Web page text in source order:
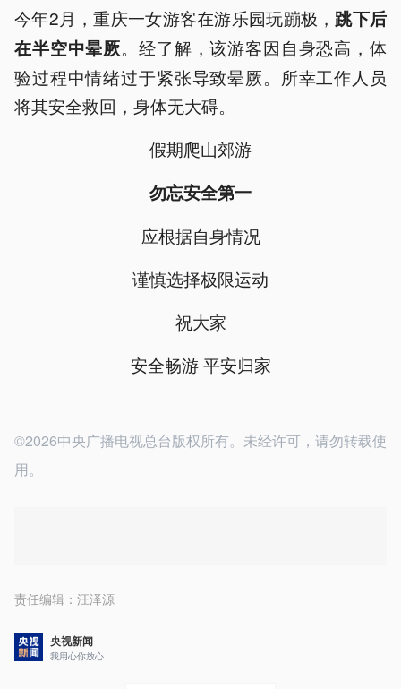
今年2月，重庆一女游客在游乐园玩蹦极， 跳下后
在半空中晕厥。经了解，该游客因自身恐高，体
验过程中情绪过于紧张导致晕厥。所幸工作人员
将其安全救回，身体无大碍。
假期爬山郊游
勿忘安全第一
应根据自身情况
谨慎选择极限运动
祝大家
安全畅游 平安归家
©2026中央广播电视总台版权所有。未经许可，请勿转载使
用。
责任编辑： 汪泽源
央视新闻
我用心你放心